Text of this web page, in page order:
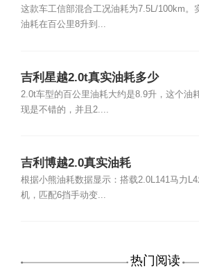
这款车工信部混合工况油耗为7.5L/100km。
油耗在百公里8升到...
吉利星越2.0t真实油耗多少
2.0t车型的百公里油耗大约是8.9升，这个油
现是不错的，并且2....
吉利博越2.0真实油耗
根据小熊油耗数据显示：搭载2.0L141马力L4
机，匹配6挡手动变...
热门阅读